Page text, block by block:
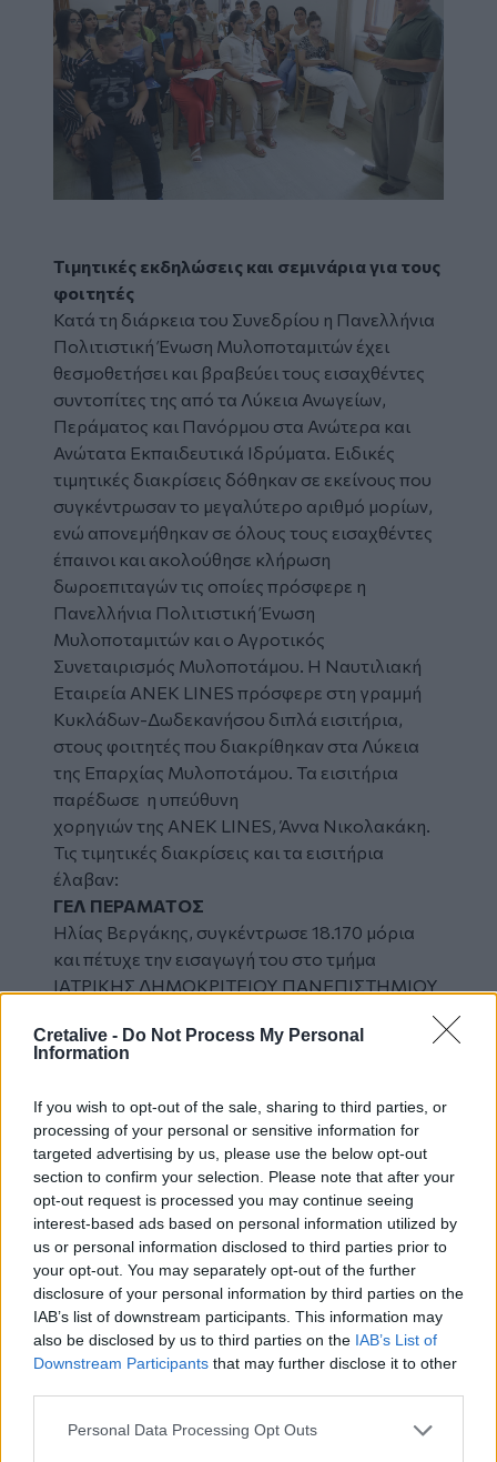
Cretalive - Do Not Process My Personal
Information
If you wish to opt-out of the sale, sharing to third parties, or
processing of your personal or sensitive information for
targeted advertising by us, please use the below opt-out
section to confirm your selection. Please note that after your
opt-out request is processed you may continue seeing
interest-based ads based on personal information utilized by
us or personal information disclosed to third parties prior to
your opt-out. You may separately opt-out of the further
disclosure of your personal information by third parties on the
IAB’s list of downstream participants. This information may
also be disclosed by us to third parties on the IAB’s List of
Downstream Participants that may further disclose it to other
Personal Data Processing Opt Outs
Τιμητικές εκδηλώσεις και σεμινάρια για τους
φοιτητές
Κατά τη διάρκεια του Συνεδρίου η Πανελλήνια
Πολιτιστική Ένωση Μυλοποταμιτών έχει
θεσμοθετήσει και βραβεύει τους εισαχθέντες
συντοπίτες της από τα Λύκεια Ανωγείων,
Περάματος και Πανόρμου στα Ανώτερα και
Ανώτατα Εκπαιδευτικά Ιδρύματα. Ειδικές
τιμητικές διακρίσεις δόθηκαν σε εκείνους που
συγκέντρωσαν το μεγαλύτερο αριθμό μορίων,
ενώ απονεμήθηκαν σε όλους τους εισαχθέντες
έπαινοι και ακολούθησε κλήρωση
δωροεπιταγών τις οποίες πρόσφερε η
Πανελλήνια Πολιτιστική Ένωση
Μυλοποταμιτών και ο Αγροτικός
Συνεταιρισμός Μυλοποτάμου. Η Ναυτιλιακή
Εταιρεία ANEK LINES πρόσφερε στη γραμμή
Κυκλάδων-Δωδεκανήσου διπλά εισιτήρια,
στους φοιτητές που διακρίθηκαν στα Λύκεια
της Επαρχίας Μυλοποτάμου. Τα εισιτήρια
παρέδωσε η υπεύθυνη
χορηγιών της ΑΝΕΚ LINES, Άννα Νικολακάκη.
Τις τιμητικές διακρίσεις και τα εισιτήρια
έλαβαν:
ΓΕΛ ΠΕΡΑΜΑΤΟΣ
Ηλίας Βεργάκης, συγκέντρωσε 18.170 μόρια
και πέτυχε την εισαγωγή του στο τμήμα
ΙΑΤΡΙΚΗΣ ΔΗΜΟΚΡΙΤΕΙΟΥ ΠΑΝΕΠΙΣΤΗΜΙΟΥ
ΓΕΛ Ανωγείων
Μαρία Μανουρά πέτυχε στο τμήμα
ΚΑΠΟΔΙΣΤΡΙΑΚΟΥ ΠΑΝΕΠΙΣΤΗΜΙΟΥ
ΑΘΗΝΩΝ
ΓΕΛ ΠΑΝΟΡΜΟΥ
Σοφία Σωπασουδάκη τμήμα ΕΠΙΣΤΗΜΗΣ
ΦΥΣΙΚΗ ΑΓΩΓΗΣ ΚΑΙ ΑΘΛΗΤΙΣΜΟΥ
ΠΑΝΕΠΙΣΤΗΜΙΟΥ ΘΕΣΣΑΛΙΑΣ.
Πρόταση Δημιουργίας Κέντρου Υποτροφιών
Με αφορμή τις Βραβεύσεις των φοιτητών ο
Πρόεδρος Εμ. Κυρίμης επανέλαβε την πρόταση
Υποτροφιών, με τη συμμετοχή και της